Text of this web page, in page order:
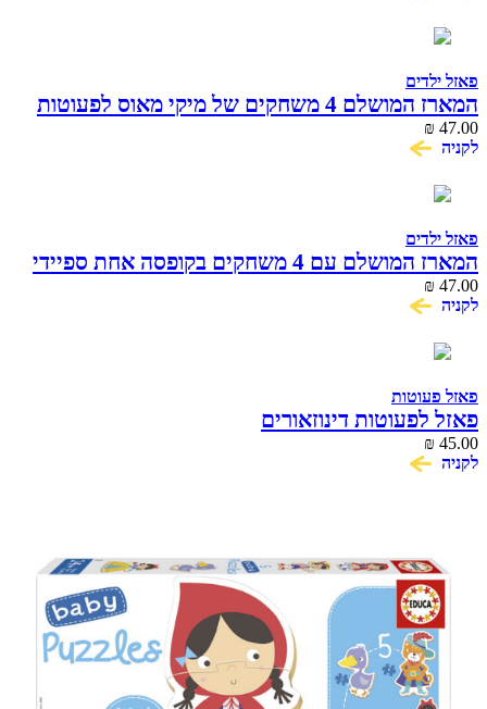
פאזל ילדים
המארז המושלם 4 משחקים של מיקי מאוס לפעוטות
₪ 47.00
לקניה
פאזל ילדים
המארז המושלם עם 4 משחקים בקופסה אחת ספיידי
וחברים לפעוטות
₪ 47.00
לקניה
פאזל פעוטות
פאזל לפעוטות דינוזאורים
₪ 45.00
לקניה